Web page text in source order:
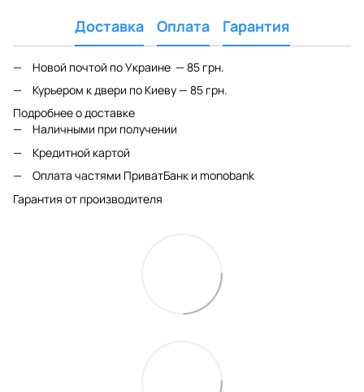
Доставка Оплата Гарантия
Новой почтой по Украине — 85 грн.
Курьером к двери по Киеву — 85 грн.
Подробнее о доставке
Наличными при получении
Кредитной картой
Оплата частями ПриватБанк и monobank
Гарантия от производителя